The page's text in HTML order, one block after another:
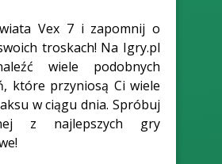
Vex 7 i zapomnij o
troskach! Na Igry.pl
wiele podobnych
które przyniosą Ci wiele
w ciągu dnia. Spróbuj
z najlepszych gry